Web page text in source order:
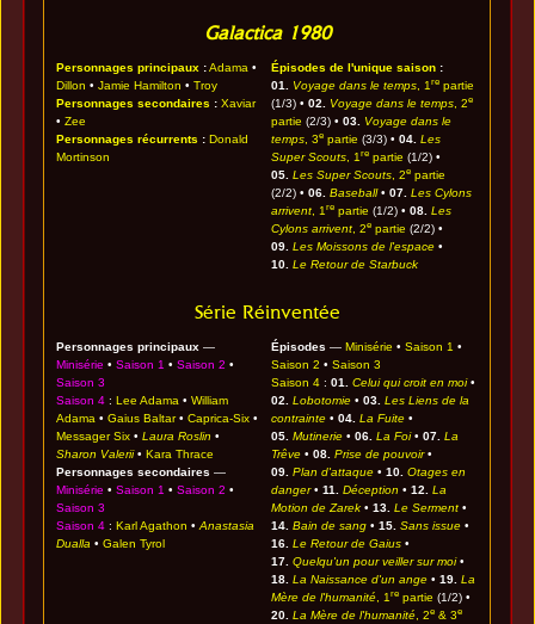
Galactica 1980
Personnages principaux : Adama •
Dillon •Jamie Hamilton •Troy
Personnages secondaires : Xaviar
•Zee
Personnages récurrents : Donald
Mortinson
Épisodes de l'unique saison :
01.
Voyage dans le temps , 1re partie
(1/3) •02. Voyage dans le temps , 2e
partie (2/3) •03.
Voyage dans le
temps , 3e partie (3/3) •04. Les
Super Scouts , 1re partie (1/2) •
05. Les Super Scouts , 2e partie
(2/2) •06. Baseball•07. Les Cylons
arrivent , 1re partie (1/2) •08. Les
Cylons arrivent , 2e partie (2/2) •
09. Les Moissons de l'espace •
10. Le Retour de Starbuck
Série Réinventée
Personnages principaux —
Minisérie •Saison 1 •Saison 2 •
Saison 3
Saison 4 :Lee Adama •William
Adama •Gaius Baltar•Caprica-Six •
Messager Six •Laura Roslin •
Sharon Valerii•Kara Thrace
Personnages secondaires —
Minisérie •Saison 1 •Saison 2 •
Saison 3
Saison 4 :Karl Agathon •Anastasia
Dualla •Galen Tyrol
Épisodes —Minisérie •Saison 1 •
Saison 2 •Saison 3
Saison 4 :01. Celui qui croit en moi•
02.
Lobotomie •03. Les Liens de la
contrainte •04. La Fuite •
05. Mutinerie •06. La Foi•07. La
Trêve •08. Prise de pouvoir•
09. Plan d'attaque •10. Otages en
danger•11. Déception •12.
La
Motion de Zarek •13. Le Serment •
14. Bain de sang •15. Sans issue •
16. Le Retour de Gaius •
17. Quelqu'un pour veiller sur moi•
18. La Naissance d'un ange •19. La
Mère de l'humanité , 1re partie (1/2) •
20. La Mère de l'humanité , 2e & 3e